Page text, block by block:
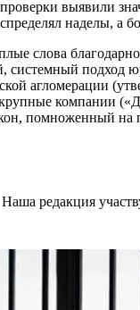
выявили
наделы, а
слова
подход
агломерации
компании
помноженный на
Наша редакция